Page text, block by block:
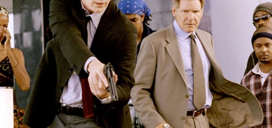
Přihlášení
Sledujte nás